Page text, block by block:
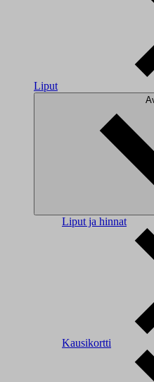
Liput
Liput ja hinnat
Kausikortti